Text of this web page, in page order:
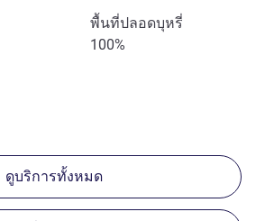
พื้นที่ปลอดบุหรี่
100%
ดูบริการทั้งหมด